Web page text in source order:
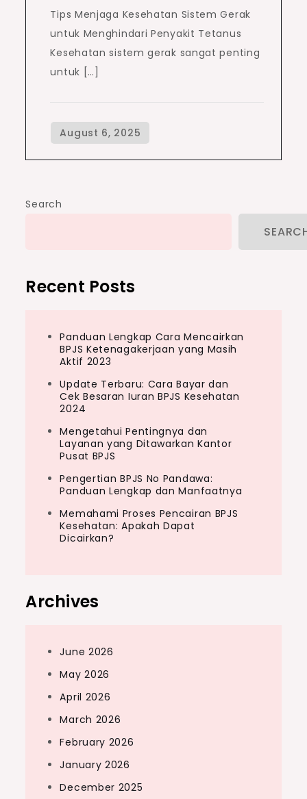
Tips Menjaga Kesehatan Sistem Gerak
untuk Menghindari Penyakit Tetanus
Kesehatan sistem gerak sangat penting
untuk […]
Search
Recent Posts
Panduan Lengkap Cara Mencairkan
BPJS Ketenagakerjaan yang Masih
Aktif 2023
Update Terbaru: Cara Bayar dan
Cek Besaran Iuran BPJS Kesehatan
2024
Mengetahui Pentingnya dan
Layanan yang Ditawarkan Kantor
Pusat BPJS
Pengertian BPJS No Pandawa:
Panduan Lengkap dan Manfaatnya
Memahami Proses Pencairan BPJS
Kesehatan: Apakah Dapat
Dicairkan?
Archives
June 2026
May 2026
April 2026
March 2026
February 2026
January 2026
December 2025